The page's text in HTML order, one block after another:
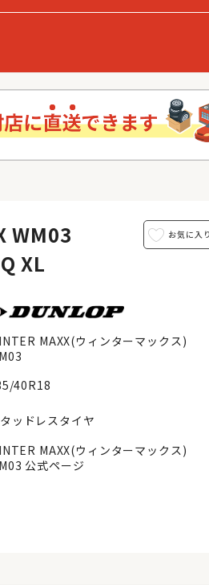
WM03
XL
MAXX(ウィンターマックス)
40R18
ッドレスタイヤ
MAXX(ウィンターマックス)
公式ページ